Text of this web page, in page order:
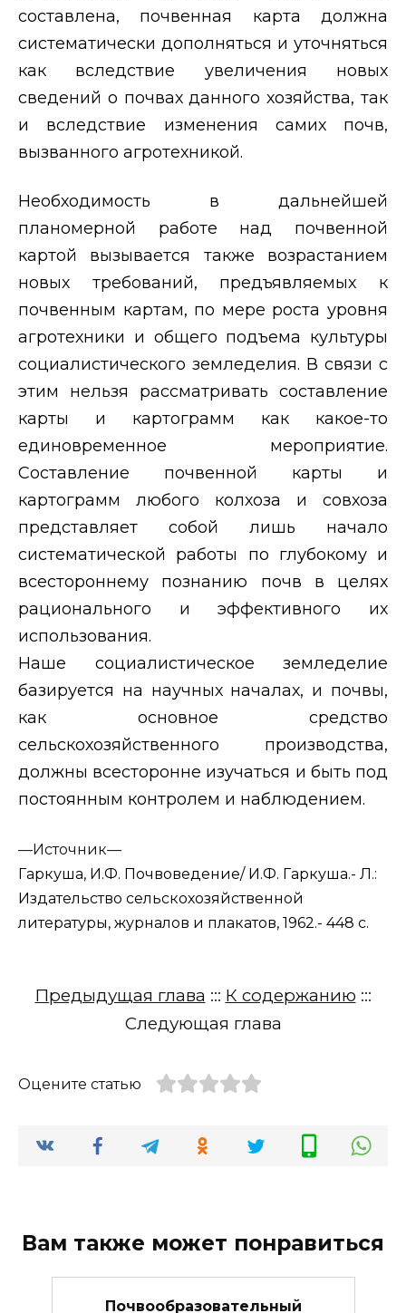
составлена, почвенная карта должна
систематически дополняться и уточняться
как вследствие увеличения новых
сведений о почвах данного хозяйства, так
и вследствие изменения самих почв,
вызванного агротехникой.
Необходимость в дальнейшей
планомерной работе над почвенной
картой вызывается также возрастанием
новых требований, предъявляемых к
почвенным картам, по мере роста уровня
агротехники и общего подъема культуры
социалистического земледелия. В связи с
этим нельзя рассматривать составление
карты и картограмм как какое-то
единовременное мероприятие.
Составление почвенной карты и
картограмм любого колхоза и совхоза
представляет собой лишь начало
систематической работы по глубокому и
всестороннему познанию почв в целях
рационального и эффективного их
использования.
Наше социалистическое земледелие
базируется на научных началах, и почвы,
как основное средство
сельскохозяйственного производства,
должны всесторонне изучаться и быть под
постоянным контролем и наблюдением.
—Источник—
Гаркуша, И.Ф. Почвоведение/ И.Ф. Гаркуша.- Л.:
Издательство сельскохозяйственной
литературы, журналов и плакатов, 1962.- 448 с.
Предыдущая глава ::: К содержанию :::
Следующая глава
Оцените статью
Вам также может понравиться
Почвообразовательный